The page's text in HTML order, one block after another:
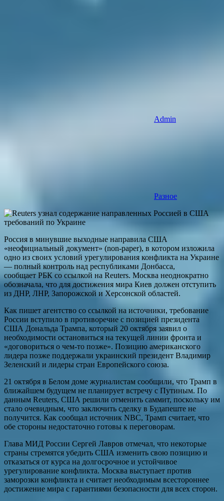
Admin
Разное
Россия в минувшие выходные направила США
«неофициальный документ» (non-paper), в котором изложила
одно из своих условий урегулирования конфликта на Украине
— полный контроль над республиками Донбасса,
сообщает РБК со ссылкой на Reuters. Москва неоднократно
обозначала, что для достижения мира Киев должен отступить
из ДНР, ЛНР, Запорожской и Херсонской областей.
Как пишет агентство со ссылкой на источники, требование
России вступило в противоречие с позицией президента
США Дональда Трампа, который 20 октября заявил о
необходимости остановиться на текущей линии фронта и
«договориться о чем-то позже». Позицию американского
лидера позже поддержали украинский президент Владимир
Зеленский и лидеры стран Европейского союза.
21 октября в Белом доме журналистам сообщили, что Трамп в
ближайшем будущем не планирует встречу с Путиным. По
данным Reuters, США решили отменить саммит, поскольку им
стало очевидным, что заключить сделку в Будапеште не
получится. Как сообщал источник NBC, Трамп считает, что
обе стороны недостаточно готовы к переговорам.
Глава МИД России Сергей Лавров отмечал, что некоторые
страны стремятся убедить США изменить свою позицию и
отказаться от курса на долгосрочное и устойчивое
урегулирование конфликта. Москва выступает против
заморозки конфликта и считает необходимым всестороннее
достижение мира с гарантиями безопасности для всех сторон.